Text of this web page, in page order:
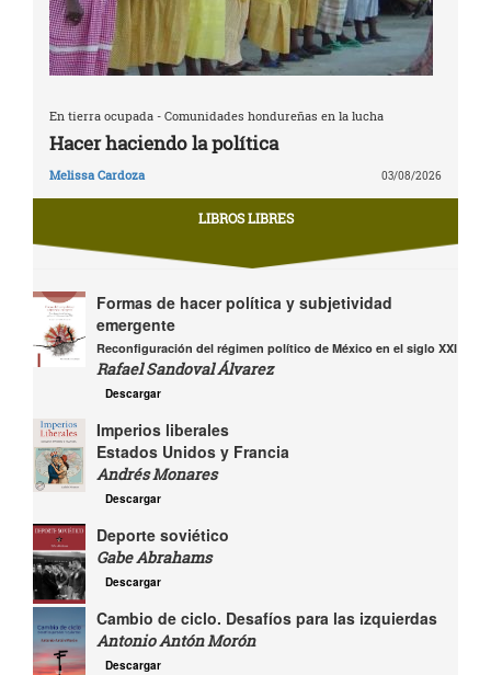
En tierra ocupada - Comunidades hondureñas en la lucha
Hacer haciendo la política
Melissa Cardoza 03/08/2026
LIBROS LIBRES
Formas de hacer política y subjetividad
emergente
Reconfiguración del régimen político de México en el siglo XXI
Rafael Sandoval Álvarez
Descargar
Imperios liberales
Estados Unidos y Francia
Andrés Monares
Descargar
Deporte soviético
Gabe Abrahams
Descargar
Cambio de ciclo. Desafíos para las izquierdas
Antonio Antón Morón
Descargar